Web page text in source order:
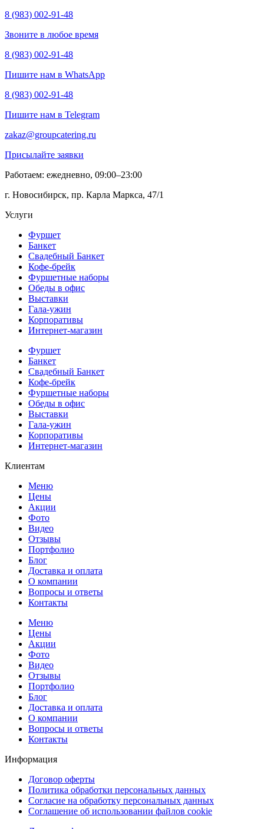
8 (983) 002-91-48
Звоните в любое время
8 (983) 002-91-48
Пишите нам в WhatsApp
8 (983) 002-91-48
Пишите нам в Telegram
zakaz@groupcatering.ru
Присылайте заявки
Работаем: ежедневно, 09:00–23:00
г. Новосибирск, пр. Карла Маркса, 47/1
Услуги
Фуршет
Банкет
Свадебный Банкет
Кофе-брейк
Фуршетные наборы
Обеды в офис
Выставки
Гала-ужин
Корпоративы
Интернет-магазин
Фуршет
Банкет
Свадебный Банкет
Кофе-брейк
Фуршетные наборы
Обеды в офис
Выставки
Гала-ужин
Корпоративы
Интернет-магазин
Клиентам
Меню
Цены
Акции
Фото
Видео
Отзывы
Портфолио
Блог
Доставка и оплата
О компании
Вопросы и ответы
Контакты
Меню
Цены
Акции
Фото
Видео
Отзывы
Портфолио
Блог
Доставка и оплата
О компании
Вопросы и ответы
Контакты
Информация
Договор оферты
Политика обработки персональных данных
Согласие на обработку персональных данных
Соглашение об использовании файлов cookie